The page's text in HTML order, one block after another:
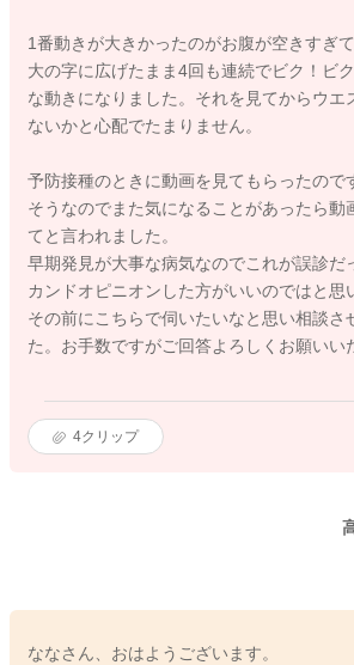
1番動きが大きかったのがお腹が空きすぎ
大の字に広げたまま4回も連続でビク！ビ
な動きになりました。それを見てからウエ
ないかと心配でたまりません。
予防接種のときに動画を見てもらったので
そうなのでまた気になることがあったら動
てと言われました。
早期発見が大事な病気なのでこれが誤診
カンドオピニオンした方がいいのではと思
その前にこちらで伺いたいなと思い相談さ
た。お手数ですがご回答よろしくお願いい
4クリップ
ななさん、おはようございます。